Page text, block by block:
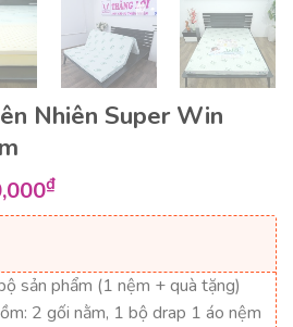
Nhiên Super Win
₫Giá
hiện
là:
5,450,000₫.
sản phẩm (1 nệm + quà tặng)
2 gối nằm, 1 bộ drap 1 áo nệm